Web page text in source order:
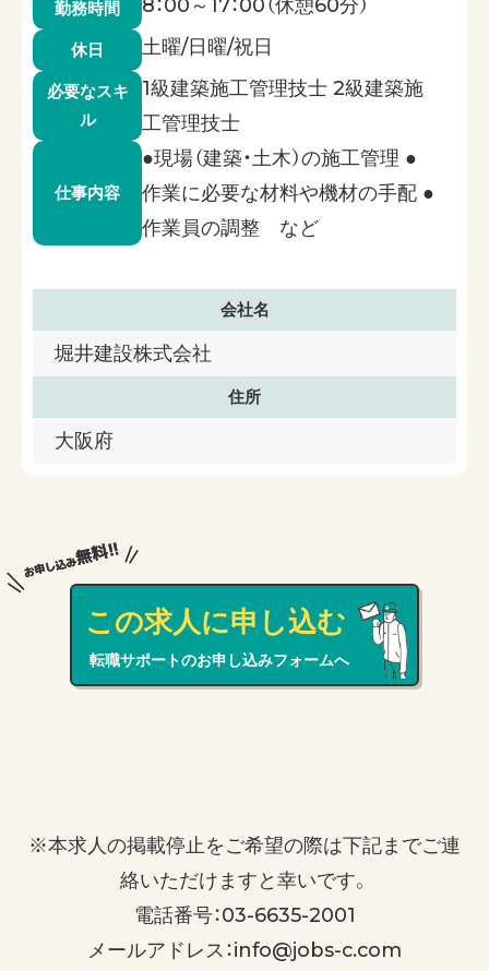
勤務時間 8：00～17：00（休憩60分）
休日 土曜/日曜/祝日
必要なスキ
ル
1級建築施工管理技士 2級建築施
工管理技士
仕事内容
●現場（建築・土木）の施工管理 ●
作業に必要な材料や機材の手配 ●
作業員の調整 など
会社名
堀井建設株式会社
住所
大阪府
この求人に申し込む
転職サポートのお申し込みフォームへ
※本求人の掲載停止をご希望の際は下記までご連
絡いただけますと幸いです。
電話番号：03-6635-2001
メールアドレス：info@jobs-c.com